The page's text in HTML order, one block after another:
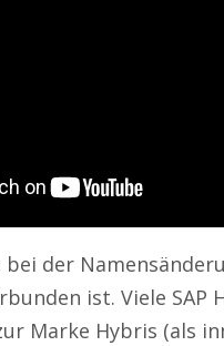
bei der
ist. Viele
Marke Hybris (als